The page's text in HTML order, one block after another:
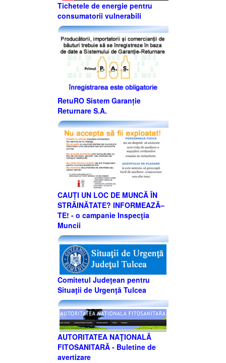
Tichetele de energie pentru
consumatorii vulnerabili
RetuRO Sistem Garanție
Returnare S.A.
CAUȚI UN LOC DE MUNCĂ ÎN
STRĂINĂTATE? INFORMEAZĂ–
TE! - o campanie Inspecţia
Muncii
Comitetul Judeţean pentru
Situaţii de Urgenţă Tulcea
AUTORITATEA NAŢIONALĂ
FITOSANITARĂ - Buletine de
avertizare